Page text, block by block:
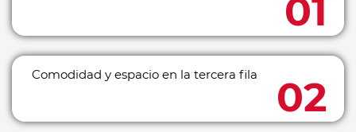
Comodidad y espacio en la tercera fila